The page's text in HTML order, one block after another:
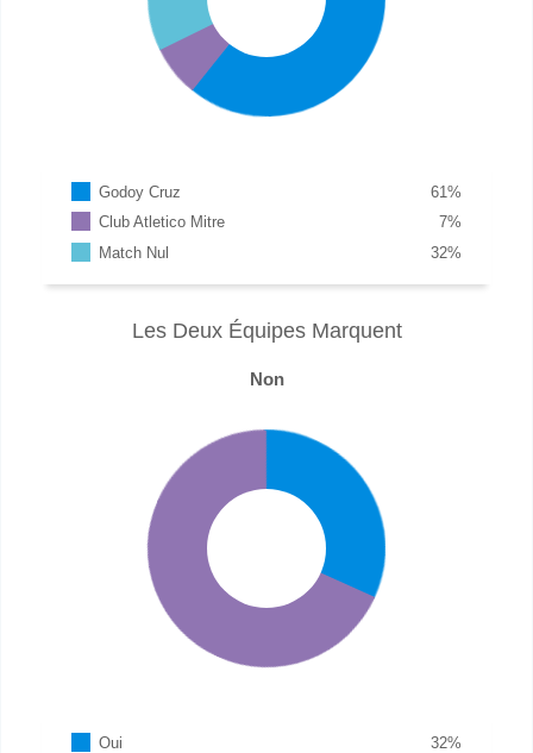
Godoy Cruz %
61
Club Atletico Mitre
%
7
Match Nul
%
32
Les Deux Équipes Marquent
Non
Oui %
32